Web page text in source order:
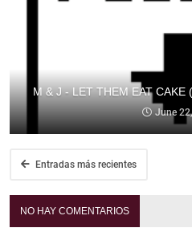
M & J - LET THEM EAT
June
Entradas más recientes
NO HAY COMENTARIOS